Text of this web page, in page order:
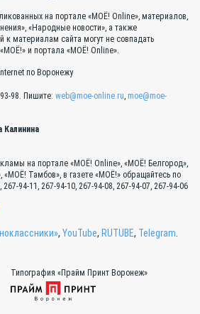
на портале «МОЁ! Online», материалов,
«Народные новости», а также
к материалам сайта могут не совпадать
и портала «МОЁ! Online».
по Воронежу
98. Пишите: web@moe-online.ru moe@moe-
Калинина
на портале «МОЁ! Online», «МОЁ! Белгород»,
Тамбов», в газете «МОЁ!» обращайтесь по
94-11, 267-94-10, 267-94-08, 267-94-07, 267-94-06
, YouTube, RUTUBE, Telegram
Типография «Прайм Принт Воронеж»